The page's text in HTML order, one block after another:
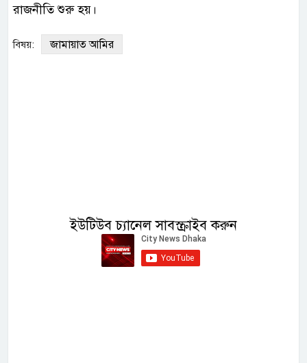
রাজনীতি শুরু হয়।
বিষয়: জামায়াত আমির
ইউটিউব চ্যানেল সাবস্ক্রাইব করুন